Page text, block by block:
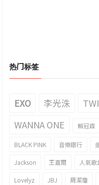
热门标签
EXO 李光洙
WANNA ONE 賴冠霖
BLACK PINK 音樂銀行
Jackson 王嘉爾 人氣歌
Lovelyz JBJ 周潔瓊